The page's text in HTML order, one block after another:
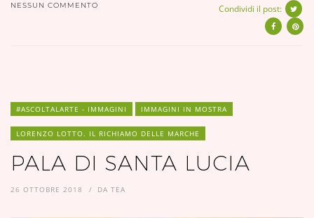
NESSUN COMMENTO Condividi il post:
#ASCOLTALARTE - IMMAGINI IMMAGINI IN MOSTRA
LORENZO LOTTO. IL RICHIAMO DELLE MARCHE
PALA DI SANTA LUCIA
26 OTTOBRE 2018 DA TEA